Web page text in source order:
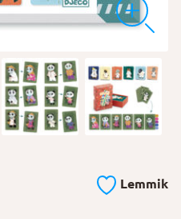
Lemmik